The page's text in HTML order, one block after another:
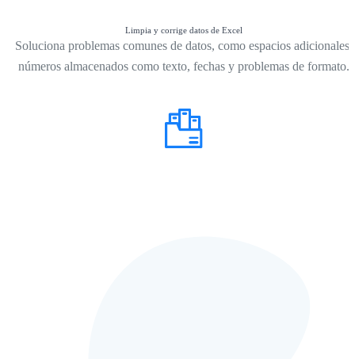
Limpia y corrige datos de Excel
Soluciona problemas comunes de datos, como espacios adicionales,
números almacenados como texto, fechas y problemas de formato.